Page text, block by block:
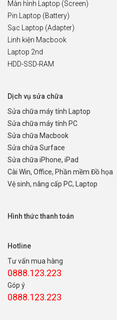
Màn hình Laptop (Screen)
Pin Laptop (Battery)
Sạc Laptop (Adapter)
Linh kiện Macbook
Laptop 2nd
HDD-SSD-RAM
Dịch vụ sửa chữa
Sửa chữa máy tính Laptop
Sửa chữa máy tính PC
Sửa chữa Macbook
Sửa chữa Surface
Sửa chữa iPhone, iPad
Cài Win, Office, Phần mềm Đồ họa
Vệ sinh, nâng cấp PC, Laptop
Hình thức thanh toán
Hotline
Tư vấn mua hàng
0888.123.223
Góp ý
0888.123.223